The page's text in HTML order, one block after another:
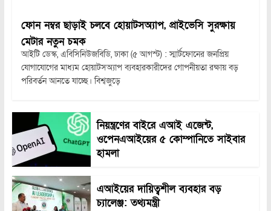
ফোন নম্বর ছাড়াই চলবে হোয়াটসঅ্যাপ, প্রাইভেসি সুরক্ষায়
মেটার নতুন চমক
আইটি ডেস্ক, এবিসিনিউজবিডি, ঢাকা (৫ আগস্ট) : স্মার্টফোনের জনপ্রিয়
যোগাযোগের মাধ্যম হোয়াটসঅ্যাপ ব্যবহারকারীদের গোপনীয়তা রক্ষায় বড়
পরিবর্তন আনতে যাচ্ছে। বিশ্বজুড়ে
নিয়ন্ত্রণের বাইরে এআই এজেন্ট,
ওপেনএআইয়ের ৫ কোম্পানিতে সাইবার
হামলা
এআইয়ের দায়িত্বশীল ব্যবহার বড়
চ্যালেঞ্জ: তথ্যমন্ত্রী